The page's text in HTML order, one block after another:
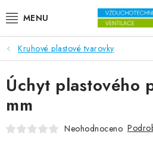
VENTILÁTORY
VZDUCHOTECHNIKA
REKUPERACE
Kruhové plastové tvarovky
Úchyt plastového
mm
Neohodnoceno